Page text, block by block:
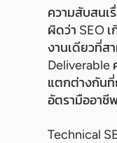
ความสับสนเ
ผิดว่า SEO เ
งานเดียวที่ส
Deliverable
แตกต่างกันที่
อัตรามืออาชี
Technical